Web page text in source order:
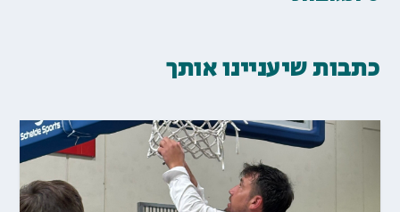
כתבות שיעניינו אותך